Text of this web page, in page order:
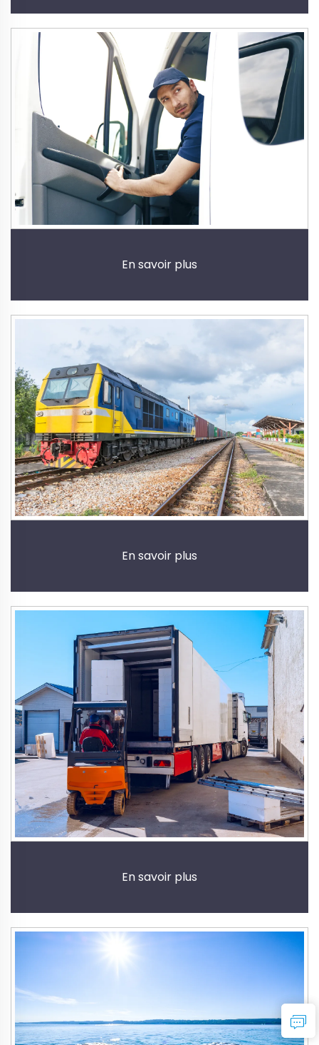
En savoir plus
En savoir plus
En savoir plus